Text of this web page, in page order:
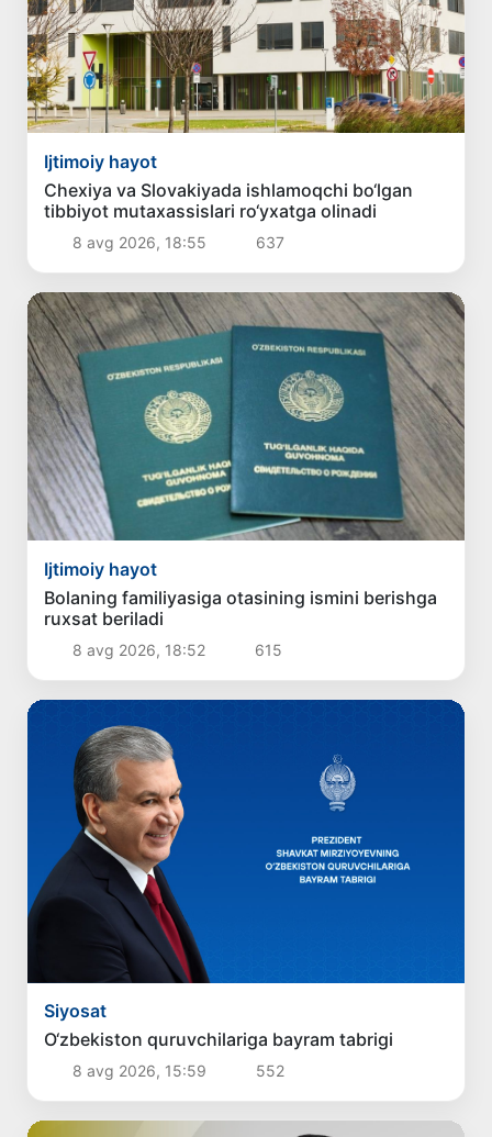
Ijtimoiy hayot
Chexiya va Slovakiyada ishlamoqchi bo‘lgan
tibbiyot mutaxassislari ro‘yxatga olinadi
8 avg 2026, 18:55 637
Ijtimoiy hayot
Bolaning familiyasiga otasining ismini berishga
ruxsat beriladi
8 avg 2026, 18:52 615
Siyosat
O‘zbekiston quruvchilariga bayram tabrigi
8 avg 2026, 15:59 552